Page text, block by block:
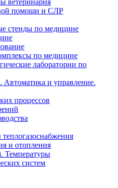
ветеринария
помощи и СЛР
стенды по медицине
по медицине
лаборатории по
Автоматика и управление.
процессов
и отопления
Температуры
систем